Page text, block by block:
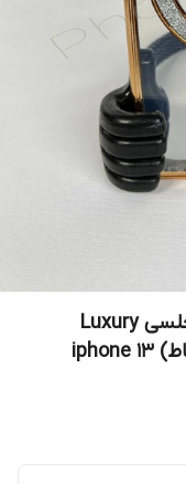
قاب آیفون ۱۳ نرمال مدل نگین‌دار مجلسی Luxury